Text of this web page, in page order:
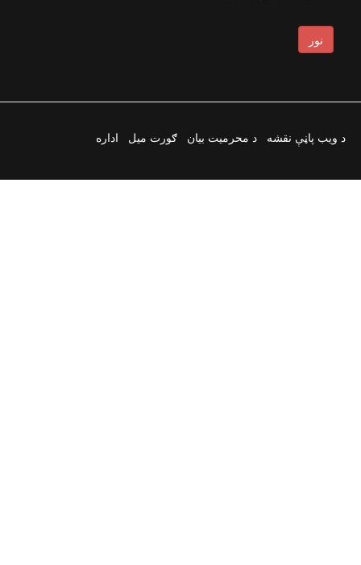
نور
د ویب پاڼې نقشه د محرمیت بیان ګورت میل اداره